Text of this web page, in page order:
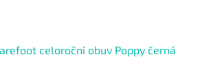
celoroční obuv Poppy černá